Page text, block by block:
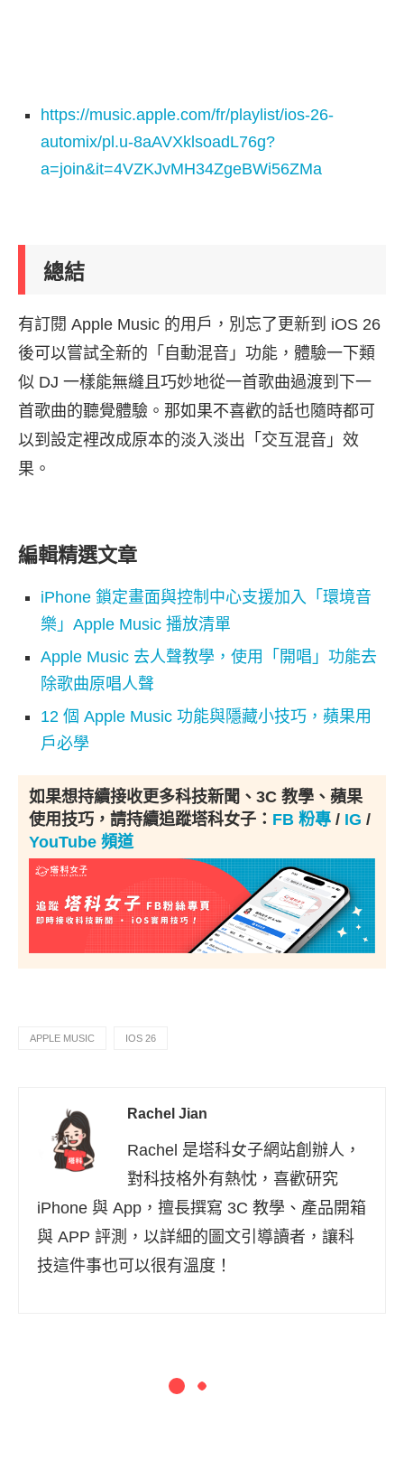
https://music.apple.com/fr/playlist/ios-26-
automix/pl.u-8aAVXklsoadL76g?
a=join&it=4VZKJvMH34ZgeBWi56ZMa
總結
有訂閱 Apple Music 的用戶，別忘了更新到 iOS 26
後可以嘗試全新的「自動混音」功能，體驗一下類
似 DJ 一樣能無縫且巧妙地從一首歌曲過渡到下一
首歌曲的聽覺體驗。那如果不喜歡的話也隨時都可
以到設定裡改成原本的淡入淡出「交互混音」效
果。
編輯精選文章
iPhone 鎖定畫面與控制中心支援加入「環境音
樂」Apple Music 播放清單
Apple Music 去人聲教學，使用「開唱」功能去
除歌曲原唱人聲
12 個 Apple Music 功能與隱藏小技巧，蘋果用
戶必學
如果想持續接收更多科技新聞、3C 教學、蘋果
使用技巧，請持續追蹤塔科女子： FB 粉專 / IG /
YouTube 頻道
APPLE MUSIC IOS 26
Rachel Jian
Rachel 是塔科女子網站創辦人，
對科技格外有熱忱，喜歡研究
iPhone 與 App，擅長撰寫 3C 教學、產品開箱
與 APP 評測，以詳細的圖文引導讀者，讓科
技這件事也可以很有溫度！